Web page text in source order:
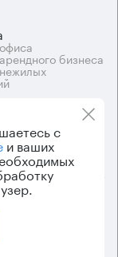
бизнеса
1177746948686,
с
и ваших